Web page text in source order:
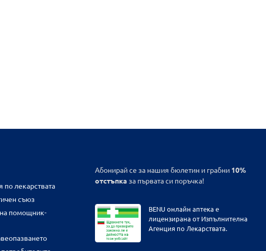
по лекарствата
съюз
помощник-
Абонирай се за нашия бюлетин и грабни 10%
отстъпка за първата си поръчка!
BENU онлайн аптека е
лицензирана от Изпълнителна
Агенция по Лекарствата.